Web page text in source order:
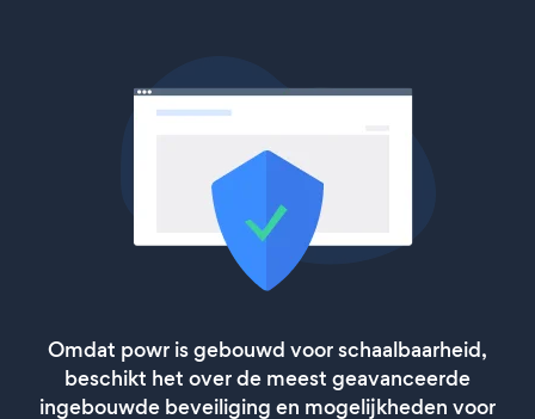
Omdat powr is gebouwd voor schaalbaarheid,
beschikt het over de meest geavanceerde
ingebouwde beveiliging en mogelijkheden voor